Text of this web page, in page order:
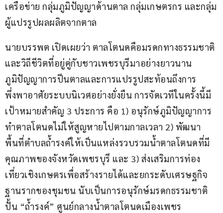
เครือข่าย กลุ่มภูมิปัญญาด้านตาล กลุ่มเกษตรกร และกลุ่ม
ผู้แปรรูปผลผลิตจากตาล
นายบรรพต เปิดเผยว่า ตาลโตนดคือมรดกทางธรรมชาติ
และวิถีชีวิตที่อยู่คู่กับชาวเพชรบุรีมาอย่างยาวนาน
ภูมิปัญญาการปีนตาลและการแปรรูปสะท้อนถึงการ
พึ่งพาอาศัยระบบนิเวศอย่างยั่งยืน การจัดเวทีในครั้งนี้มี
เป้าหมายสำคัญ 3 ประการ คือ 1) อนุรักษ์ภูมิปัญญาการ
ทำตาลโตนดไม่ให้สูญหายไปตามกาลเวลา 2) พัฒนา
พื้นที่ตำบลถ้ำรงค์ให้เป็นแหล่งรวบรวมน้ำตาลโตนดที่มี
คุณภาพของจังหวัดเพชรบุรี และ 3) ส่งเสริมการท่อง
เที่ยวเชิงเกษตรเพื่อสร้างรายได้และยกระดับเศรษฐกิจ
ฐานรากของชุมชน นับเป็นการอนุรักษ์มรดกธรรมชาติ
ปั้น “ถ้ำรงค์” ศูนย์กลางน้ำตาลโตนดเมืองเพชร